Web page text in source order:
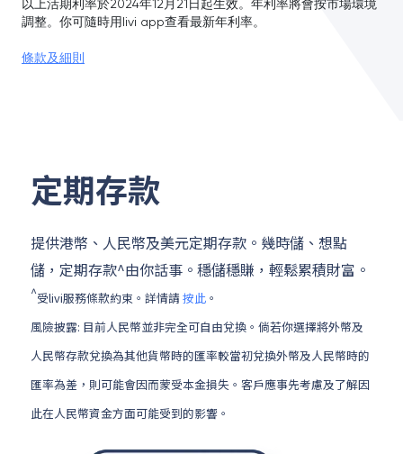
以上活期利率於2024年12月21日起生效。年利率將會按市場環境
調整。你可隨時用livi app查看最新年利率。
條款及細則
定期存款
提供港幣、人民幣及美元定期存款。幾時儲、想點
儲，定期存款^由你話事。穩儲穩賺，輕鬆累積財富。
^受livi服務條款約束。詳情請 按此 。
風險披露: 目前人民幣並非完全可自由兌換。倘若你選擇將外幣及
人民幣存款兌換為其他貨幣時的匯率較當初兌換外幣及人民幣時的
匯率為差，則可能會因而蒙受本金損失。客戶應事先考慮及了解因
此在人民幣資金方面可能受到的影響。